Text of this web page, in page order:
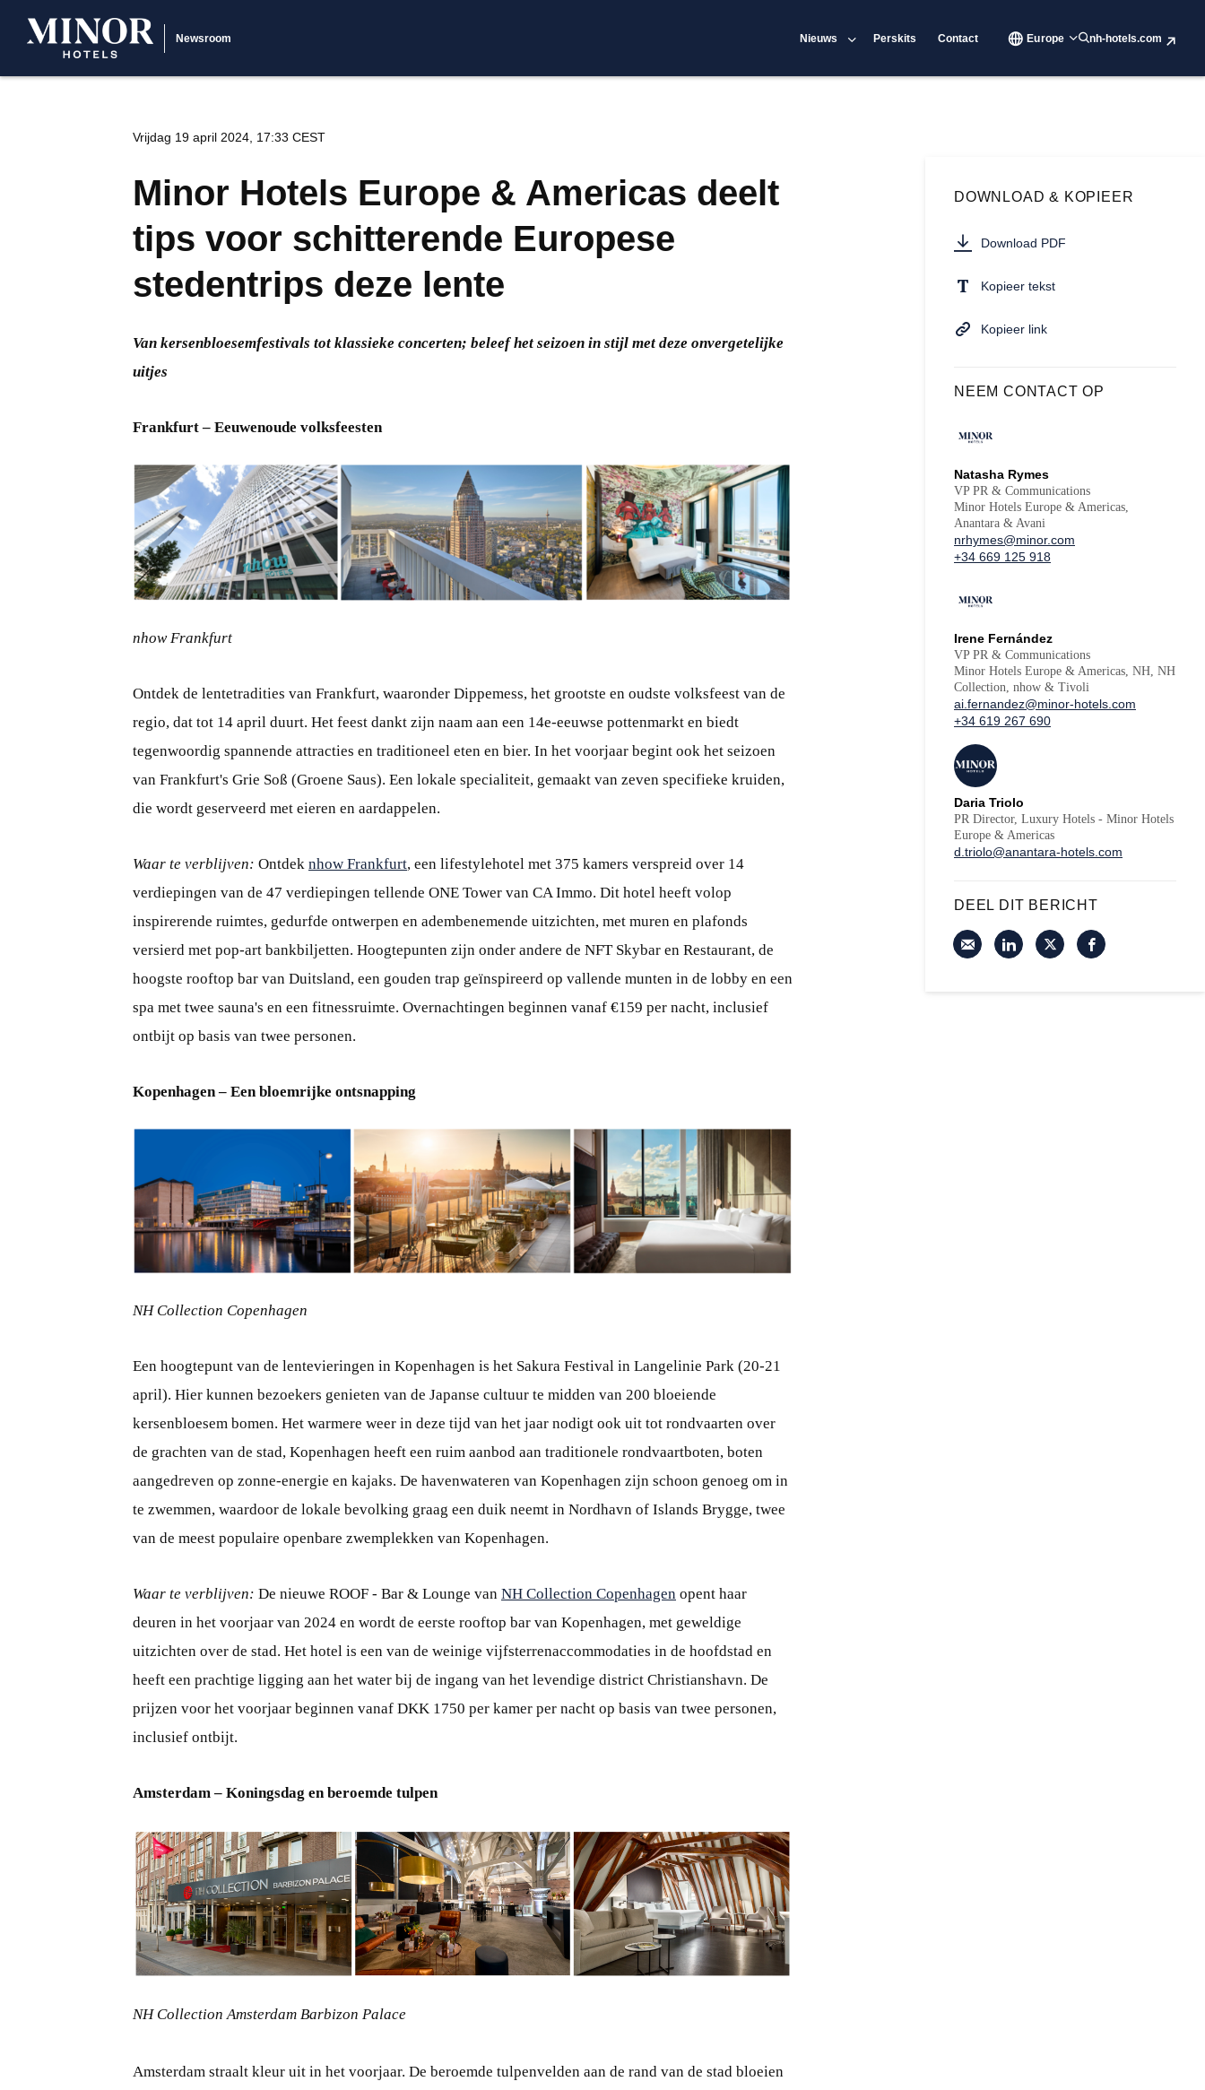
Newsroom Nieuws Perskits Contact Europe nh-hotels.com
Vrijdag 19 april 2024, 17:33 CEST
Minor Hotels Europe & Americas deelt
tips voor schitterende Europese
stedentrips deze lente
Van kersenbloesemfestivals tot klassieke concerten; beleef het seizoen in stijl met deze onvergetelijke
uitjes
Frankfurt – Eeuwenoude volksfeesten
PNG
nhow Frankfurt
Ontdek de lentetradities van Frankfurt, waaronder Dippemess, het grootste en oudste volksfeest van de
regio, dat tot 14 april duurt. Het feest dankt zijn naam aan een 14e-eeuwse pottenmarkt en biedt
tegenwoordig spannende attracties en traditioneel eten en bier. In het voorjaar begint ook het seizoen
van Frankfurt's Grie Soß (Groene Saus). Een lokale specialiteit, gemaakt van zeven specifieke kruiden,
die wordt geserveerd met eieren en aardappelen.
Waar te verblijven: Ontdek nhow Frankfurt, een lifestylehotel met 375 kamers verspreid over 14
verdiepingen van de 47 verdiepingen tellende ONE Tower van CA Immo. Dit hotel heeft volop
inspirerende ruimtes, gedurfde ontwerpen en adembenemende uitzichten, met muren en plafonds
versierd met pop-art bankbiljetten. Hoogtepunten zijn onder andere de NFT Skybar en Restaurant, de
hoogste rooftop bar van Duitsland, een gouden trap geïnspireerd op vallende munten in de lobby en een
spa met twee sauna's en een fitnessruimte. Overnachtingen beginnen vanaf €159 per nacht, inclusief
ontbijt op basis van twee personen.
Kopenhagen – Een bloemrijke ontsnapping
PNG
NH Collection Copenhagen
Een hoogtepunt van de lentevieringen in Kopenhagen is het Sakura Festival in Langelinie Park (20-21
april). Hier kunnen bezoekers genieten van de Japanse cultuur te midden van 200 bloeiende
kersenbloesem bomen. Het warmere weer in deze tijd van het jaar nodigt ook uit tot rondvaarten over
de grachten van de stad, Kopenhagen heeft een ruim aanbod aan traditionele rondvaartboten, boten
aangedreven op zonne-energie en kajaks. De havenwateren van Kopenhagen zijn schoon genoeg om in
te zwemmen, waardoor de lokale bevolking graag een duik neemt in Nordhavn of Islands Brygge, twee
van de meest populaire openbare zwemplekken van Kopenhagen.
Waar te verblijven: De nieuwe ROOF - Bar & Lounge van NH Collection Copenhagen opent haar
deuren in het voorjaar van 2024 en wordt de eerste rooftop bar van Kopenhagen, met geweldige
uitzichten over de stad. Het hotel is een van de weinige vijfsterrenaccommodaties in de hoofdstad en
heeft een prachtige ligging aan het water bij de ingang van het levendige district Christianshavn. De
prijzen voor het voorjaar beginnen vanaf DKK 1750 per kamer per nacht op basis van twee personen,
inclusief ontbijt.
Amsterdam – Koningsdag en beroemde tulpen
PNG
NH Collection Amsterdam Barbizon Palace
Amsterdam straalt kleur uit in het voorjaar. De beroemde tulpenvelden aan de rand van de stad bloeien
DOWNLOAD & KOPIEER
Download PDF
Kopieer tekst
Kopieer link
NEEM CONTACT OP
Natasha Rymes
VP PR & Communications
Minor Hotels Europe & Americas,
Anantara & Avani
nrhymes@minor.com
+34 669 125 918
Irene Fernández
VP PR & Communications
Minor Hotels Europe & Americas, NH, NH
Collection, nhow & Tivoli
ai.fernandez@minor-hotels.com
+34 619 267 690
Daria Triolo
PR Director, Luxury Hotels - Minor Hotels
Europe & Americas
d.triolo@anantara-hotels.com
DEEL DIT BERICHT